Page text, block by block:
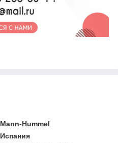
Mann-Hummel
Испания